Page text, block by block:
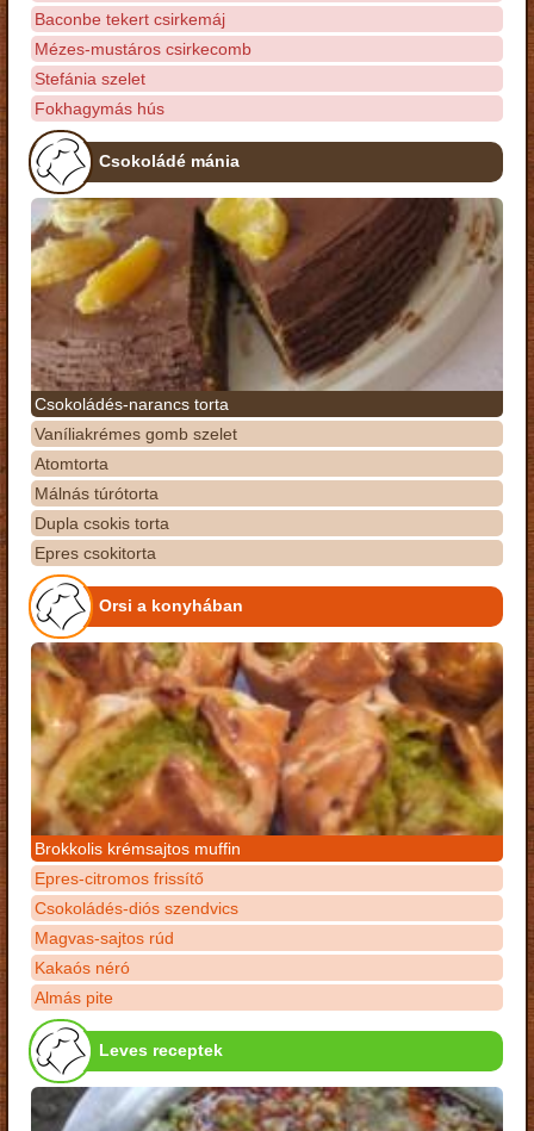
Baconbe tekert csirkemáj
Mézes-mustáros csirkecomb
Stefánia szelet
Fokhagymás hús
Csokoládé mánia
Csokoládés-narancs torta
Vaníliakrémes gomb szelet
Atomtorta
Málnás túrótorta
Dupla csokis torta
Epres csokitorta
Orsi a konyhában
Brokkolis krémsajtos muffin
Epres-citromos frissítő
Csokoládés-diós szendvics
Magvas-sajtos rúd
Kakaós néró
Almás pite
Leves receptek